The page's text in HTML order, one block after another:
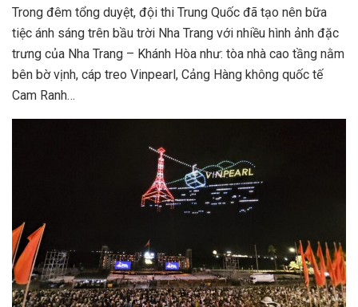
Trong đêm tổng duyệt, đội thi Trung Quốc đã tạo nên bữa
tiệc ánh sáng trên bầu trời Nha Trang với nhiều hình ảnh đặc
trưng của Nha Trang – Khánh Hòa như: tòa nhà cao tầng nằm
bên bờ vịnh, cáp treo Vinpearl, Cảng Hàng không quốc tế
Cam Ranh…